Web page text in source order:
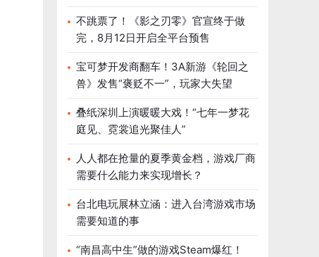
不跳票了！《影之刃零》官宣终于做
完，8月12日开启全平台预售
宝可梦开发商翻车！3A新游《轮回之
兽》发售“褒贬不一”，玩家大失望
叠纸深圳上演暖暖大戏！“七年一梦花
庭见、霓裳追光聚佳人”
人人都在抢量的夏季黄金档，游戏厂商
需要什么能力来实现增长？
台北电玩展林立涵：进入台湾游戏市场
需要知道的事
“南昌高中生”做的游戏Steam爆红！